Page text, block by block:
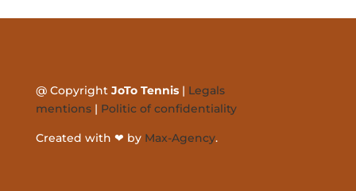
@ Copyright JoTo Tennis| Legals
mentions| Politic of confidentiality
Created with ❤ by Max-Agency.